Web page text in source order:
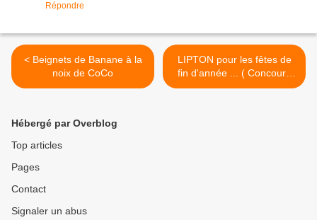
Répondre
< Beignets de Banane à la
noix de CoCo
LIPTON pour les fêtes de
fin d'année ... ( Concours
Inside ) >
Hébergé par Overblog
Top articles
Pages
Contact
Signaler un abus